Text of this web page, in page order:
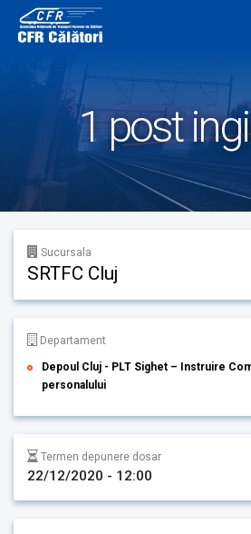
content
1 post
Sucursala
SRTFC Cluj
Departament
Depoul Cluj - PLT Sighet – Instruire
personalului
Termen depunere dosar
22/12/2020 - 12:00